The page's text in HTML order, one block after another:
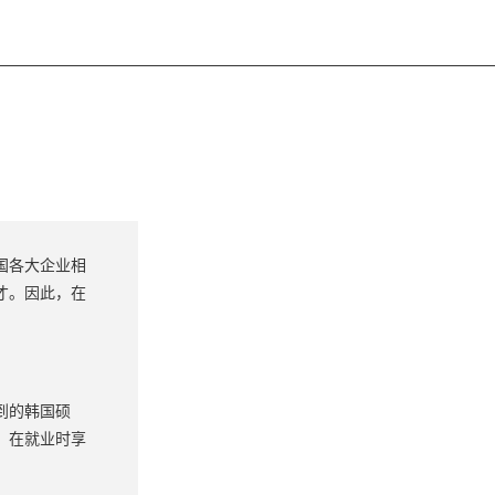
各大企业相
。因此，在
的韩国硕
在就业时享